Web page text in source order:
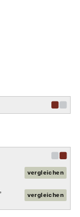
vergleichen
vergleichen